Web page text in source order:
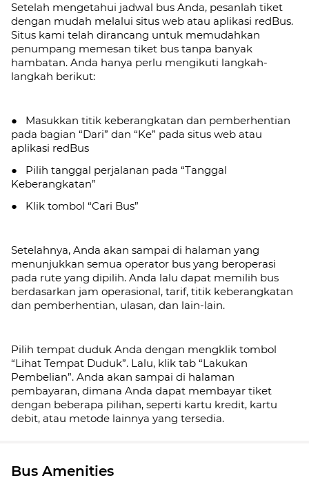
Setelah mengetahui jadwal bus Anda, pesanlah tiket
dengan mudah melalui situs web atau aplikasi redBus.
Situs kami telah dirancang untuk memudahkan
penumpang memesan tiket bus tanpa banyak
hambatan. Anda hanya perlu mengikuti langkah-
langkah berikut:
● Masukkan titik keberangkatan dan pemberhentian
pada bagian “Dari” dan “Ke” pada situs web atau
aplikasi redBus
● Pilih tanggal perjalanan pada “Tanggal
Keberangkatan”
● Klik tombol “Cari Bus”
Setelahnya, Anda akan sampai di halaman yang
menunjukkan semua operator bus yang beroperasi
pada rute yang dipilih. Anda lalu dapat memilih bus
berdasarkan jam operasional, tarif, titik keberangkatan
dan pemberhentian, ulasan, dan lain-lain.
Pilih tempat duduk Anda dengan mengklik tombol
“Lihat Tempat Duduk”. Lalu, klik tab “Lakukan
Pembelian”. Anda akan sampai di halaman
pembayaran, dimana Anda dapat membayar tiket
dengan beberapa pilihan, seperti kartu kredit, kartu
debit, atau metode lainnya yang tersedia.
Bus Amenities